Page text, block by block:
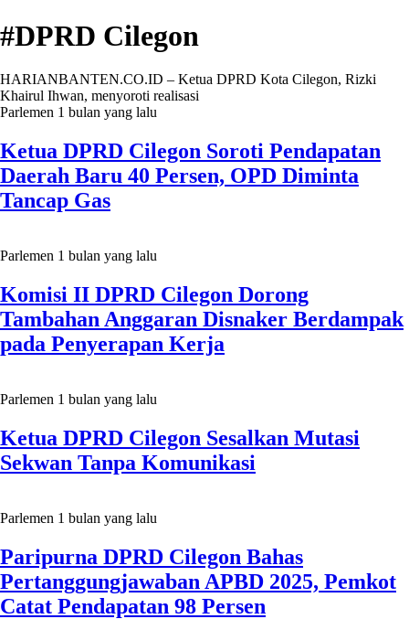
#DPRD Cilegon
HARIANBANTEN.CO.ID – Ketua DPRD Kota Cilegon, Rizki
Khairul Ihwan, menyoroti realisasi
Parlemen 1 bulan yang lalu
Ketua DPRD Cilegon Soroti Pendapatan
Daerah Baru 40 Persen, OPD Diminta
Tancap Gas
Parlemen 1 bulan yang lalu
Komisi II DPRD Cilegon Dorong
Tambahan Anggaran Disnaker Berdampak
pada Penyerapan Kerja
Parlemen 1 bulan yang lalu
Ketua DPRD Cilegon Sesalkan Mutasi
Sekwan Tanpa Komunikasi
Parlemen 1 bulan yang lalu
Paripurna DPRD Cilegon Bahas
Pertanggungjawaban APBD 2025, Pemkot
Catat Pendapatan 98 Persen